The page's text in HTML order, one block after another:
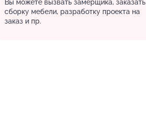
Вы можете вызвать замерщика, заказать
сборку мебели, разработку проекта на
заказ и пр.